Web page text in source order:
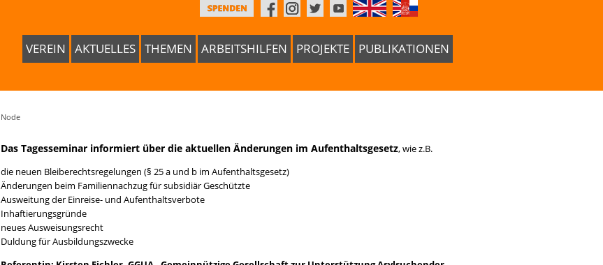
VEREIN AKTUELLES THEMEN ARBEITSHILFEN PROJEKTE PUBLIKATIONEN
Node
Das Tagesseminar informiert über die aktuellen Änderungen im Aufenthaltsgesetz, wie z.B.
die neuen Bleiberechtsregelungen (§ 25 a und b im Aufenthaltsgesetz)
Änderungen beim Familiennachzug für subsidiär Geschützte
Ausweitung der Einreise- und Aufenthaltsverbote
Inhaftierungsgründe
neues Ausweisungsrecht
Duldung für Ausbildungszwecke